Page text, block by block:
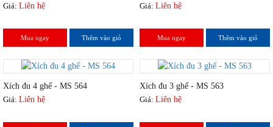
Giá: Liên hệ
Mua ngay Thêm vào giỏ
Giá: Liên hệ
Mua ngay Thêm vào giỏ
Xích đu 4 ghế - MS 564
Giá: Liên hệ
Xích đu 3 ghế - MS 563
Giá: Liên hệ